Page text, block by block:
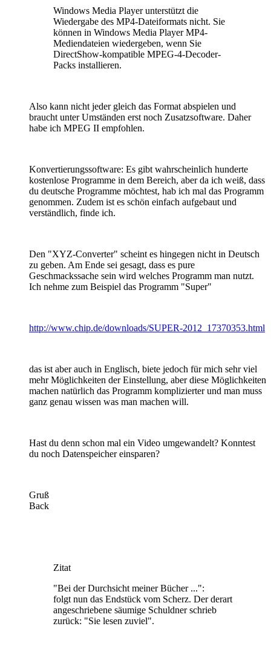
Windows Media Player unterstützt die
Wiedergabe des MP4-Dateiformats nicht. Sie
können in Windows Media Player MP4-
Mediendateien wiedergeben, wenn Sie
DirectShow-kompatible MPEG-4-Decoder-
Packs installieren.
Also kann nicht jeder gleich das Format abspielen und
braucht unter Umständen erst noch Zusatzsoftware. Daher
habe ich MPEG II empfohlen.
Konvertierungssoftware: Es gibt wahrscheinlich hunderte
kostenlose Programme in dem Bereich, aber da ich weiß, dass
du deutsche Programme möchtest, hab ich mal das Programm
genommen. Zudem ist es schön einfach aufgebaut und
verständlich, finde ich.
Den "XYZ-Converter" scheint es hingegen nicht in Deutsch
zu geben. Am Ende sei gesagt, dass es pure
Geschmackssache sein wird welches Programm man nutzt.
Ich nehme zum Beispiel das Programm "Super"
http://www.chip.de/downloads/SUPER-2012_17370353.html
das ist aber auch in Englisch, biete jedoch für mich sehr viel
mehr Möglichkeiten der Einstellung, aber diese Möglichkeiten
machen natürlich das Programm komplizierter und man muss
ganz genau wissen was man machen will.
Hast du denn schon mal ein Video umgewandelt? Konntest
du noch Datenspeicher einsparen?
Gruß
Back
Zitat
"Bei der Durchsicht meiner Bücher ...":
folgt nun das Endstück vom Scherz. Der derart
angeschriebene säumige Schuldner schrieb
zurück: "Sie lesen zuviel".